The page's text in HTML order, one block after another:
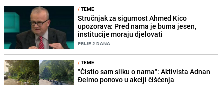
/TEME
Stručnjak za sigurnost Ahmed Kico
upozorava: Pred nama je burna jesen,
institucije moraju djelovati
PRIJE 2 DANA
/TEME
"Čistio sam sliku o nama": Aktivista Adnan
Đelmo ponovo u akciji čišćenja